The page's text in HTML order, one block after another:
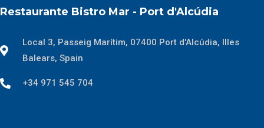
Restaurante Bistro Mar - Port d'Alcúdia
Local 3, Passeig Marítim, 07400 Port d'Alcúdia, Illes
Balears, Spain
+34 971 545 704